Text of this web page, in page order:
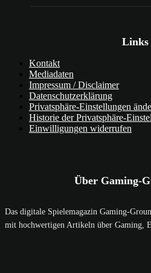
Links
Kontakt
Mediadaten
Impressum / Disclaimer
Datenschutzerklärung
Privatsphäre-Einstellungen
Historie der Privatsphäre-
Einwilligungen widerrufen
Über Gaming-
Das digitale Spielemagazin Gaming-
mit hochwertigen Artikeln über Gaming,